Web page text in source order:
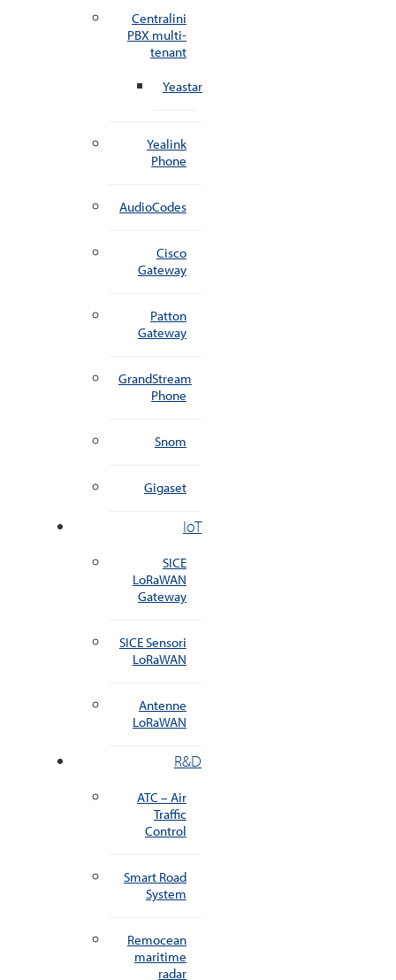
Centralini
PBX multi-
tenant
Yeastar
Yealink
Phone
AudioCodes
Cisco
Gateway
Patton
Gateway
GrandStream
Phone
Snom
Gigaset
IoT
SICE
LoRaWAN
Gateway
SICE Sensori
LoRaWAN
Antenne
LoRaWAN
R&D
ATC – Air
Traffic
Control
Smart Road
System
Remocean
maritime
radar